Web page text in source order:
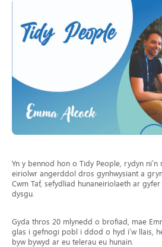
Yn y bennod hon o Tidy People, rydyn ni’n
eiriolwr angerddol dros gynhwysiant a
Cwm Taf, sefydliad hunaneiriolaeth ar
dysgu.
Gyda thros 20 mlynedd o brofiad, mae
glas i gefnogi pobl i ddod o hyd i’w llais,
byw bywyd ar eu telerau eu hunain.